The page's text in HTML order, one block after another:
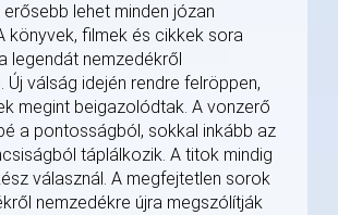
erősebb lehet minden józan
könyvek, filmek és cikkek sora
legendát nemzedékről
Új válság idején rendre felröppen,
megint beigazolódtak. A vonzerő
a pontosságból, sokkal inkább az
táplálkozik. A titok mindig
válasznál. A megfejtetlen sorok
nemzedékre újra megszólítják